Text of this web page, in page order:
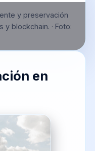
y preservación
y blockchain. · Foto:
en